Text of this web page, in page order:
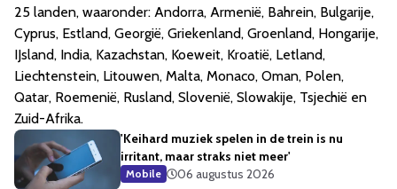
25 landen, waaronder: Andorra, Armenië, Bahrein, Bulgarije,
Cyprus, Estland, Georgië, Griekenland, Groenland, Hongarije,
IJsland, India, Kazachstan, Koeweit, Kroatië, Letland,
Liechtenstein, Litouwen, Malta, Monaco, Oman, Polen,
Qatar, Roemenië, Rusland, Slovenië, Slowakije, Tsjechië en
Zuid-Afrika.
'Keihard muziek spelen in de trein is nu
irritant, maar straks niet meer'
Mobile
06 augustus 2026